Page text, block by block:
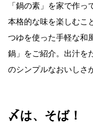
「鍋の素」を家で作っ
本格的な味を楽しむこ
つゆを使った手軽な和
鍋」をご紹介。出汁を
のシンプルなおいしさ
〆は、そば！